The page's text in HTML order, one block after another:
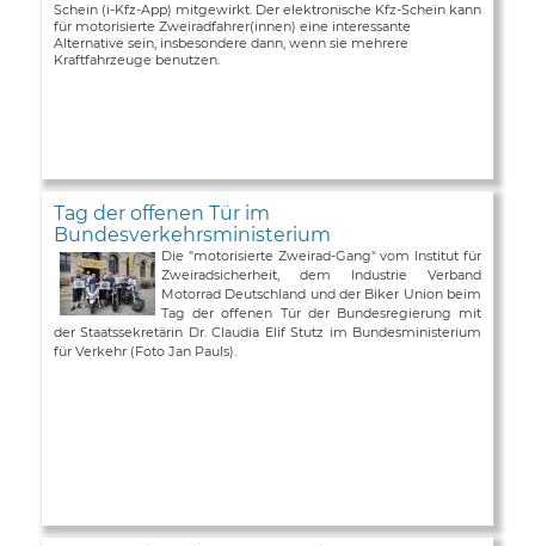
Schein (i-Kfz-App) mitgewirkt. Der elektronische Kfz-Schein kann
für motorisierte Zweiradfahrer(innen) eine interessante
Alternative sein, insbesondere dann, wenn sie mehrere
Kraftfahrzeuge benutzen.
Tag der offenen Tür im
Bundesverkehrsministerium
Die "motorisierte Zweirad-Gang" vom Institut für
Zweiradsicherheit, dem Industrie Verband
Motorrad Deutschland und der Biker Union beim
Tag der offenen Tür der Bundesregierung mit
der Staatssekretärin Dr. Claudia Elif Stutz im Bundesministerium
für Verkehr (Foto Jan Pauls).